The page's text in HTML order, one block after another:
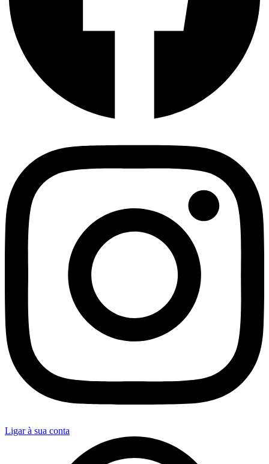
Ligar à sua conta